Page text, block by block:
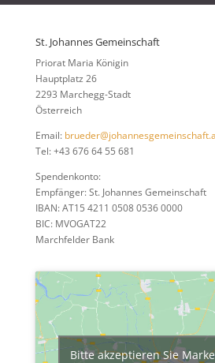
St. Johannes Gemeinschaft
Priorat Maria Königin
Hauptplatz 26
2293 Marchegg-Stadt
Österreich
Email:
Tel: +43 676 64 55 681
Spendenkonto:
Empfänger: St. Johannes Gemeinschaft
IBAN: AT15 4211 0508 0536 0000
BIC: MVOGAT22
Marchfelder Bank
Bitte akzeptieren Sie